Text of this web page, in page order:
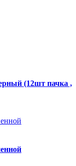
(12шт пачка ,